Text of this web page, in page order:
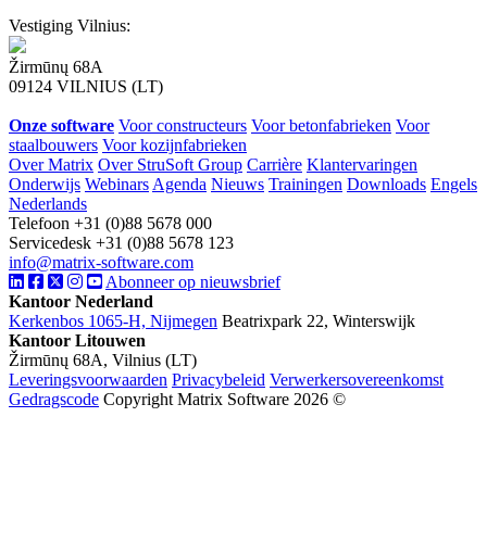
Vestiging Vilnius:
Žirmūnų 68A
09124 VILNIUS (LT)
Onze software Voor constructeurs Voor betonfabrieken Voor
staalbouwers Voor kozijnfabrieken
Over Matrix Over StruSoft Group Carrière Klantervaringen
Onderwijs Webinars Agenda Nieuws Trainingen Downloads Engels
Nederlands
Telefoon +31 (0)88 5678 000
Servicedesk +31 (0)88 5678 123
info@matrix-software.com
Abonneer op nieuwsbrief
Kantoor Nederland
Kerkenbos 1065-H, Nijmegen Beatrixpark 22, Winterswijk
Kantoor Litouwen
Žirmūnų 68A, Vilnius (LT)
Leveringsvoorwaarden Privacybeleid Verwerkersovereenkomst
Gedragscode Copyright Matrix Software 2026 ©